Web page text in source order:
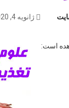
ژانویه 4, 2020